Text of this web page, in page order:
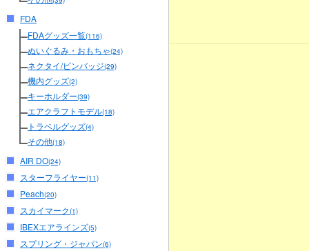
FDA
FDAグッズ一覧(116)
ぬいぐるみ・おもちゃ(24)
ネクタイ/ピンバッジ(29)
機内グッズ(2)
キーホルダー(39)
エアクラフトモデル(18)
トラベルグッズ(4)
その他(18)
AIR DO(24)
スターフライヤー(11)
Peach(20)
スカイマーク(1)
IBEXエアラインズ(5)
スプリング・ジャパン(6)